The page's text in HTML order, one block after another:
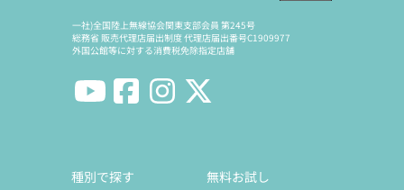
一社)全国陸上無線協会関東支部会員 第245号
総務省 販売代理店届出制度 代理店届出番号C1909977
外国公館等に対する消費税免除指定店舗
種別で探す
無料お試し